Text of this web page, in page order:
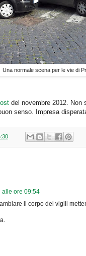
Una normale scena per le vie di
del novembre 2012. Non
senso. Impresa
alle ore 09:54
il corpo dei vigili